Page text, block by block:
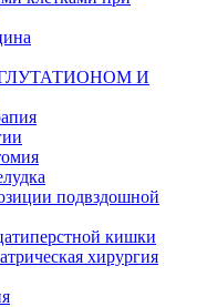
И
подвздошной
кишки
хирургия